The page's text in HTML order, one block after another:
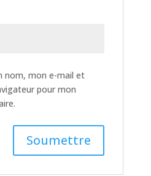
nom, mon e-mail et
pour mon